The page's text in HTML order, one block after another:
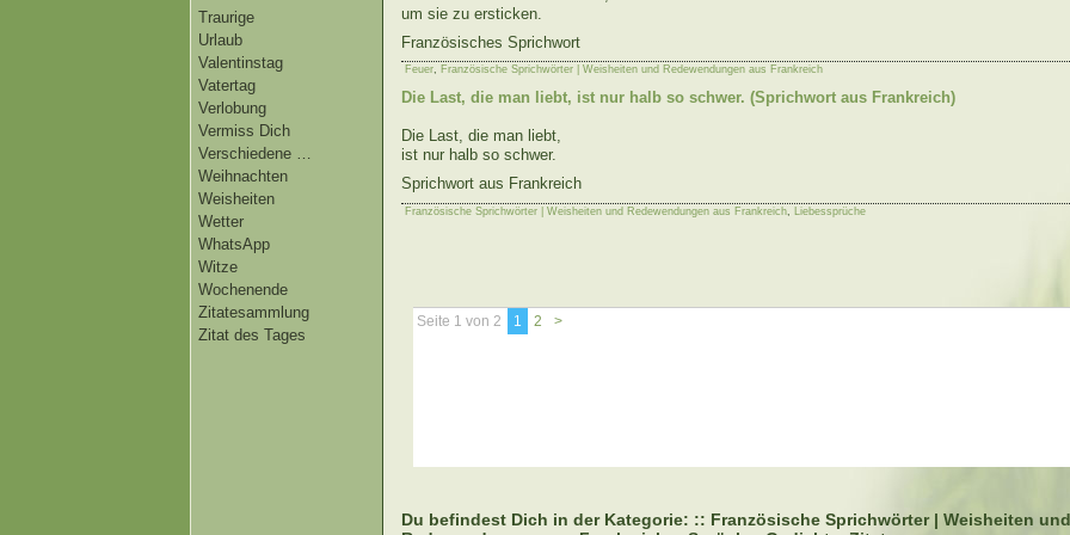
Traurige
Urlaub
Valentinstag
Vatertag
Verlobung
Vermiss Dich
Verschiedene …
Weihnachten
Weisheiten
Wetter
WhatsApp
Witze
Wochenende
Zitatesammlung
Zitat des Tages
um sie zu ersticken.
Französisches Sprichwort
Feuer, Französische Sprichwörter | Weisheiten und Redewendungen aus Frankreich
Die Last, die man liebt, ist nur halb so schwer. (Sprichwort aus Frankreich)
Die Last, die man liebt,
ist nur halb so schwer.
Sprichwort aus Frankreich
Französische Sprichwörter | Weisheiten und Redewendungen aus Frankreich Liebessprüche
Seite 1 von 2 1 2 >
Du befindest Dich in der Kategorie: :: Französische Sprichwörter | Weisheiten und